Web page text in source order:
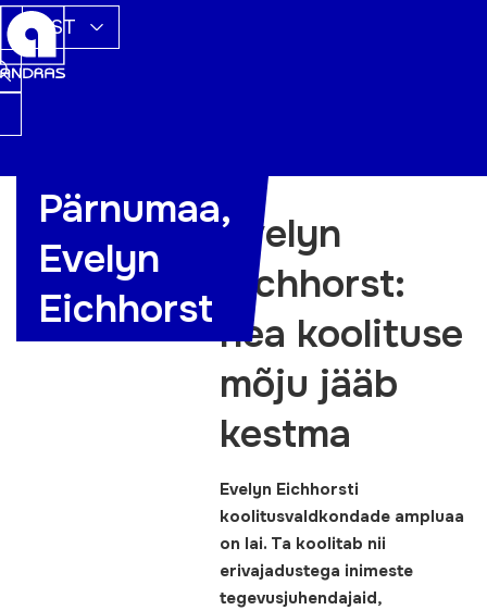
EST
Pärnumaa,
Evelyn
Eichhorst
Evelyn
Eichhorst:
hea koolituse
mõju jääb
kestma
Evelyn Eichhorsti
koolitusvaldkondade ampluaa
on lai. Ta koolitab nii
erivajadustega inimeste
tegevusjuhendajaid,